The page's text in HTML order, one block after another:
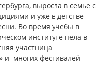
выросла в семье с
и уже в детстве
Во время учебы в
институте пела в
участница
и многих фестивалей